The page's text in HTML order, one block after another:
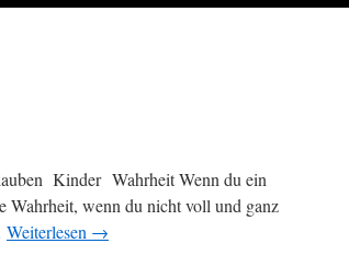
Kinder Wahrheit Wenn du ein
Wahrheit, wenn du nicht voll und ganz
Weiterlesen →